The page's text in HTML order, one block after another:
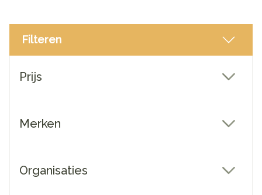
Filteren
Prijs
Merken
Organisaties